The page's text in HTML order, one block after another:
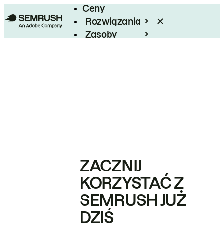
Ceny
Rozwiązania
Zasoby
ZACZNIJ
KORZYSTAĆ Z
SEMRUSH JUŻ
DZIŚ